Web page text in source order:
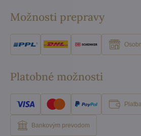
Možnosti prepravy
Platobné možnosti
Bankovým prevodom